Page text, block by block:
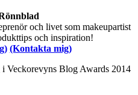
och livet som makeupartist
och inspiration!
(Kontakta mig)
Veckorevyns Blog Awards 2014